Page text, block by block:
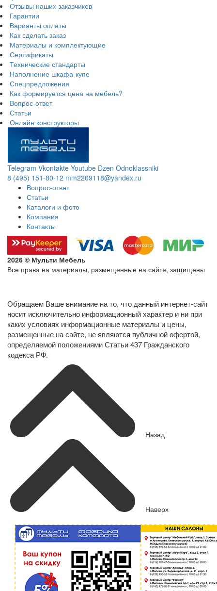
Отзывы наших заказчиков
Гарантии
Варианты оплаты
Как сделать заказ
Материалы и комплектующие
Сертификаты
Технические стандарты
Наполнение шкафа-купе
Спецпредложения
Как формируется цена на мебель?
Вопрос-ответ
Статьи
Онлайн конструкторы
Telegram Vkontakte Youtube Dzen Odnoklassniki
8 (495) 151-80-12 mm2209118@yandex.ru
Вопрос-ответ
Статьи
Каталоги и фото
Компания
Контакты
2026 © Мульти Мебель
Все права на материалы, размещенные на сайте, защищены
Обращаем Ваше внимание на то, что данный интернет-сайт
носит исключительно информационный характер и ни при
каких условиях информационные материалы и цены,
размещенные на сайте, не являются публичной офертой,
определяемой положениями Статьи 437 Гражданского
кодекса РФ.
Назад
Наверх